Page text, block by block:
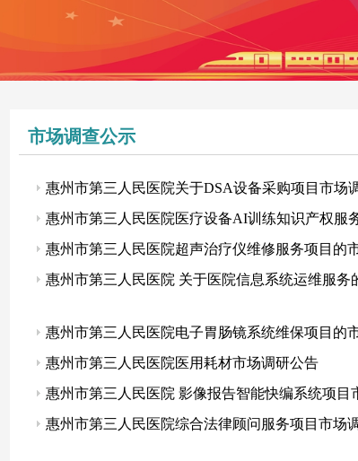
市场调查公示
惠州市第三人民医院关于DSA设备采购项目市场
惠州市第三人民医院医疗设备AI训练知识产权服
惠州市第三人民医院超声治疗仪维修服务项目的
惠州市第三人民医院 关于医院信息系统运维服务
惠州市第三人民医院电子胃肠镜系统维保项目的
惠州市第三人民医院医用耗材市场调研公告
惠州市第三人民医院 影像报告智能快编系统项目
惠州市第三人民医院综合法律顾问服务项目市场